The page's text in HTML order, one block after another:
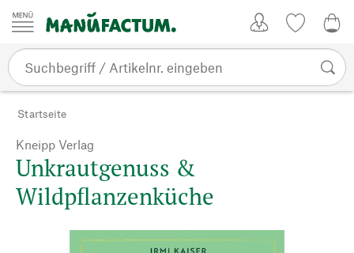
Zum Inhalt springen
Startseite
Kneipp Verlag
Unkrautgenuss &
Wildpflanzenküche